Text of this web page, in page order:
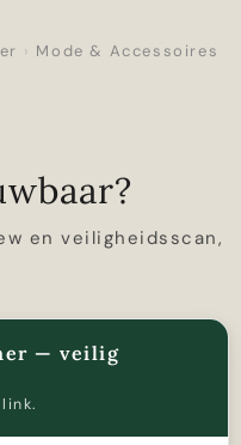
› Mode & Accessoires
en veiligheidsscan,
— veilig